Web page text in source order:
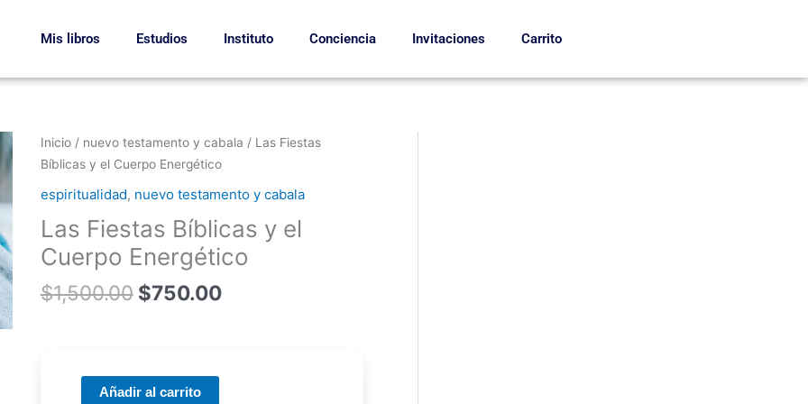
Mis libros Estudios Instituto Conciencia Invitaciones Carrito
Inicio/ nuevo testamento y cabala / Las Fiestas
Bíblicas y el Cuerpo Energético
espiritualidad, nuevo testamento y cabala
Las Fiestas Bíblicas y el
Cuerpo Energético
$1,500.00
El
precio
original
era:
$1,500.00.
$750.00
El
precio
actual
es:
$750.00.
Las
Fiestas
el
Cuerpo
Energético
cantidad
Añadir al carrito